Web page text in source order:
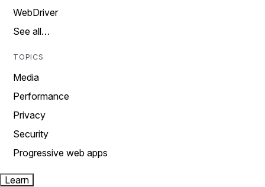
WebDriver
See all…
TOPICS
Media
Performance
Privacy
Security
Progressive web apps
Learn